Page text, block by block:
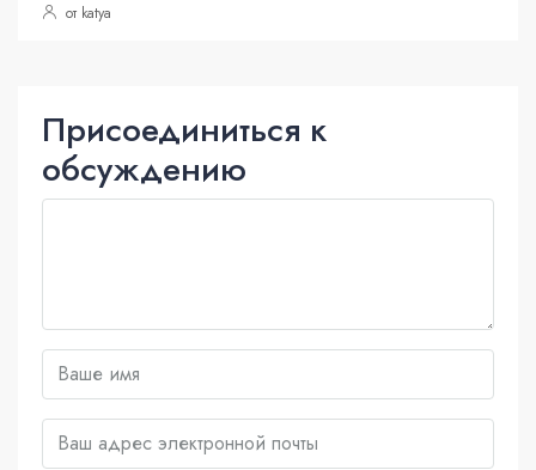
от katya
Присоединиться к
обсуждению